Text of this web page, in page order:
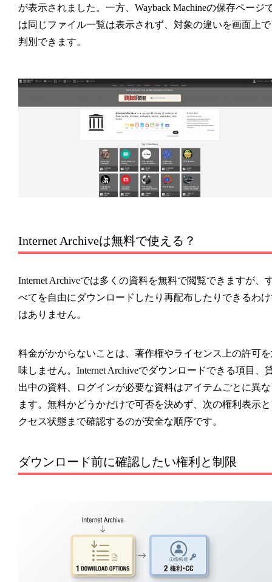
が表示されました。一方、Wayback Machineの保存ページ
は同じファイル一覧は表示されず、対象の違いを画面上
判別できます。
Internet Archiveは無料で使える？
Internet Archiveでは多くの資料を無料で閲覧できますが、
べてを自由にダウンロードしたり再配布したりできるわ
はありません。
料金がかからないことは、著作権やライセンス上の許可
味しません。Internet Archiveでダウンロードできる項目、
出中の資料、ログインが必要な資料はアイテムごとに異
ます。無料かどうかだけで可否を決めず、次の権利表示
クセス状態まで確認するのが安全な順序です。
ダウンロード前に確認したい権利と制限